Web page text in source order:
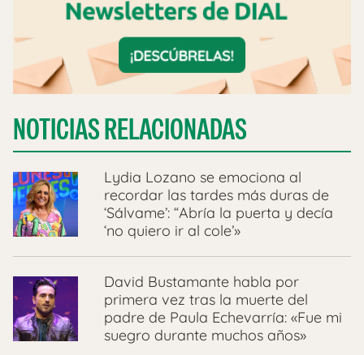
NOTICIAS RELACIONADAS
Lydia Lozano se emociona al
recordar las tardes más duras de
‘Sálvame’: “Abría la puerta y decía
‘no quiero ir al cole’»
David Bustamante habla por
primera vez tras la muerte del
padre de Paula Echevarría: «Fue mi
suegro durante muchos años»